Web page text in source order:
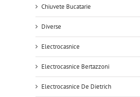
Chiuvete Bucatarie
Diverse
Electrocasnice
Electrocasnice Bertazzoni
Electrocasnice De Dietrich